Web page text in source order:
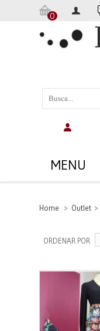
0
(vazio)
MENU
Home > Outlet >
ORDENAR POR